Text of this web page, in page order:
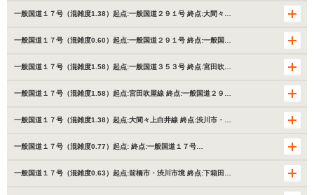
一般国道１７号（混雑度1.38）起点:一般国道２９１号 終点:大間々…
一般国道１７号（混雑度0.60）起点:一般国道２９１号 終点:一般国…
一般国道１７号（混雑度1.58）起点:一般国道３５３号 終点:宮田吹…
一般国道１７号（混雑度1.58）起点:宮田吹屋線 終点:一般国道２９…
一般国道１７号（混雑度1.38）起点:大間々上白井線 終点:渋川市・…
一般国道１７号（混雑度0.77）起点: 終点:一般国道１７号…
一般国道１７号（混雑度0.63）起点:前橋市・渋川市境 終点:下箱田…